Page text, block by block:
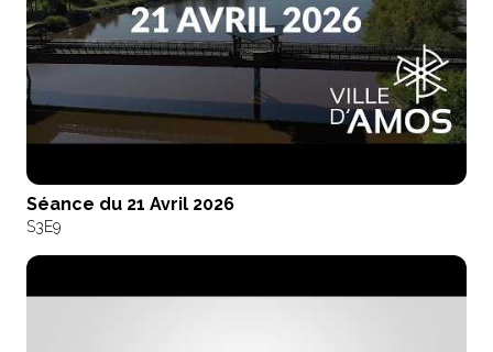
Séance du 21 Avril 2026
S3E9